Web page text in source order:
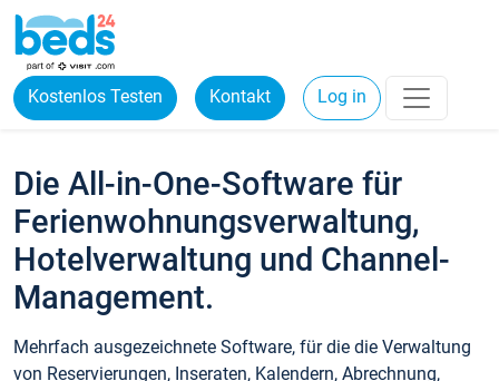
Kostenlos Testen Kontakt Log in
Die All-in-One-Software für
Ferienwohnungsverwaltung,
Hotelverwaltung und Channel-
Management.
Mehrfach ausgezeichnete Software, für die die Verwaltung
von Reservierungen, Inseraten, Kalendern, Abrechnung,